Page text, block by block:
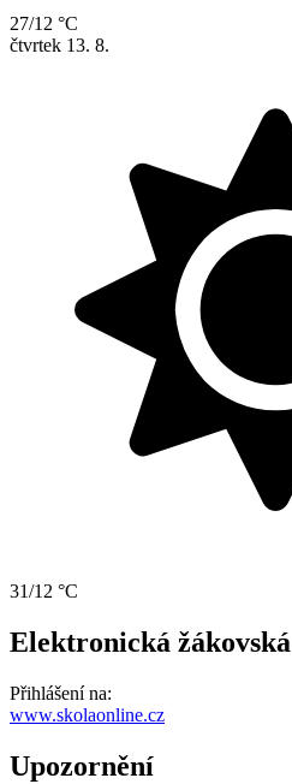
27/12 °C
čtvrtek 13. 8.
31/12 °C
Elektronická žákovská
Přihlášení na:
www.skolaonline.cz
Upozornění